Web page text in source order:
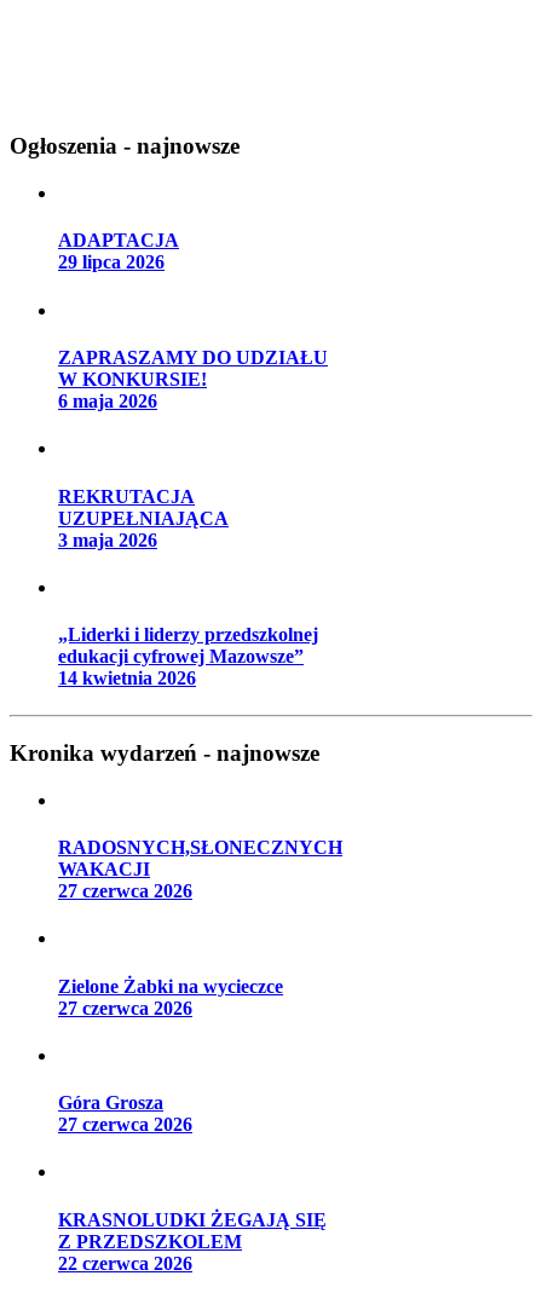
Ogłoszenia - najnowsze
ADAPTACJA
29 lipca 2026
ZAPRASZAMY DO UDZIAŁU
W KONKURSIE!
6 maja 2026
REKRUTACJA
UZUPEŁNIAJĄCA
3 maja 2026
„Liderki i liderzy przedszkolnej
edukacji cyfrowej Mazowsze”
14 kwietnia 2026
Kronika wydarzeń - najnowsze
RADOSNYCH,SŁONECZNYCH
WAKACJI
27 czerwca 2026
Zielone Żabki na wycieczce
27 czerwca 2026
Góra Grosza
27 czerwca 2026
KRASNOLUDKI ŻEGAJĄ SIĘ
Z PRZEDSZKOLEM
22 czerwca 2026